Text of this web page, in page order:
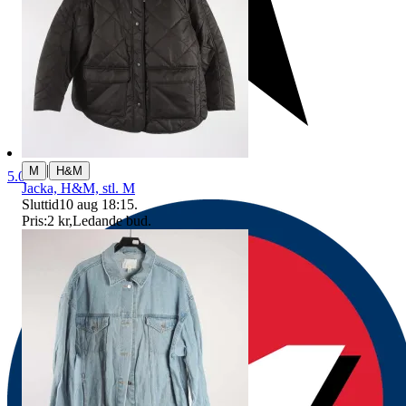
5.0 M | H&M
Jacka, H&M, stl. M
Sluttid10 aug 18:15.
Pris:2 kr,Ledande bud.